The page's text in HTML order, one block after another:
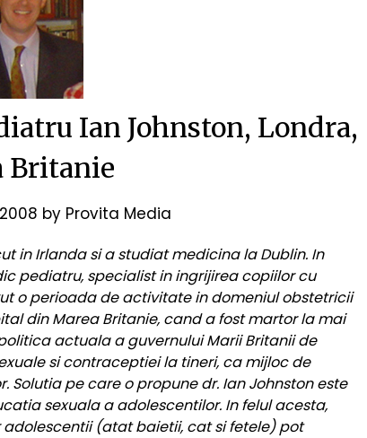
Ian Johnston, Londra,
Britanie
by Provita Media
in Irlanda si a studiat medicina la Dublin. In
pediatru, specialist in ingrijirea copiilor cu
o perioada de activitate in domeniul obstetricii
din Marea Britanie, cand a fost martor la mai
actuala a guvernului Marii Britanii de
si contraceptiei la tineri, ca mijloc de
Solutia pe care o propune dr. Ian Johnston este
sexuala a adolescentilor. In felul acesta,
(atat baietii, cat si fetele) pot